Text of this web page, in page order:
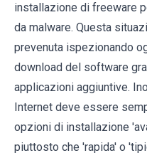
installazione di freeware
da malware. Questa
prevenuta ispezionando
download del software
applicazioni aggiuntive.
Internet deve essere
opzioni di installazione
piuttosto che 'rapida' o